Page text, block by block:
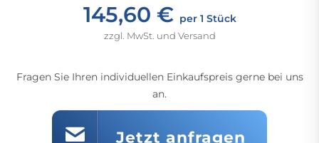
145,60 € per 1 Stück
zzgl. MwSt. und Versand
Fragen Sie Ihren individuellen Einkaufspreis gerne bei uns
an.
Jetzt anfragen